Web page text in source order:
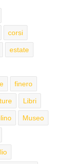
corsi
estate
finero
Libri
Museo